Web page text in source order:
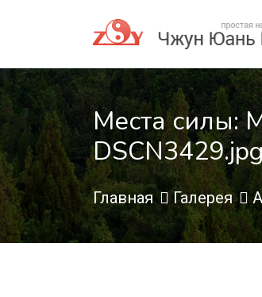
Места силы:
Главная Галерея